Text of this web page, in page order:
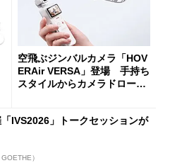
空飛ぶジンバルカメラ「HOV
ERAir VERSA」登場 手持ち
スタイルからカメラドローン
IVS2026」トークセッションが
）